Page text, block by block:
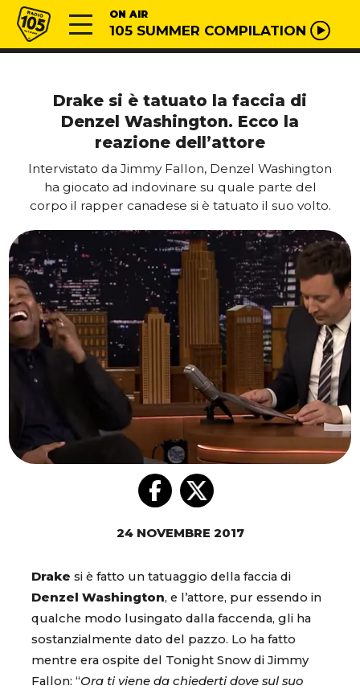
Vai al contenuto
Radio 105 ON AIR
105 SUMMER COMPILATION
Drake si è tatuato la faccia di
Denzel Washington. Ecco la
reazione dell’attore
Intervistato da Jimmy Fallon, Denzel Washington
ha giocato ad indovinare su quale parte del
corpo il rapper canadese si è tatuato il suo volto.
24 NOVEMBRE 2017
Drake si è fatto un tatuaggio della faccia di
Denzel Washington, e l’attore, pur essendo in
qualche modo lusingato dalla faccenda, gli ha
sostanzialmente dato del pazzo. Lo ha fatto
mentre era ospite del Tonight Snow di Jimmy
Fallon: “Ora ti viene da chiederti dove sul suo